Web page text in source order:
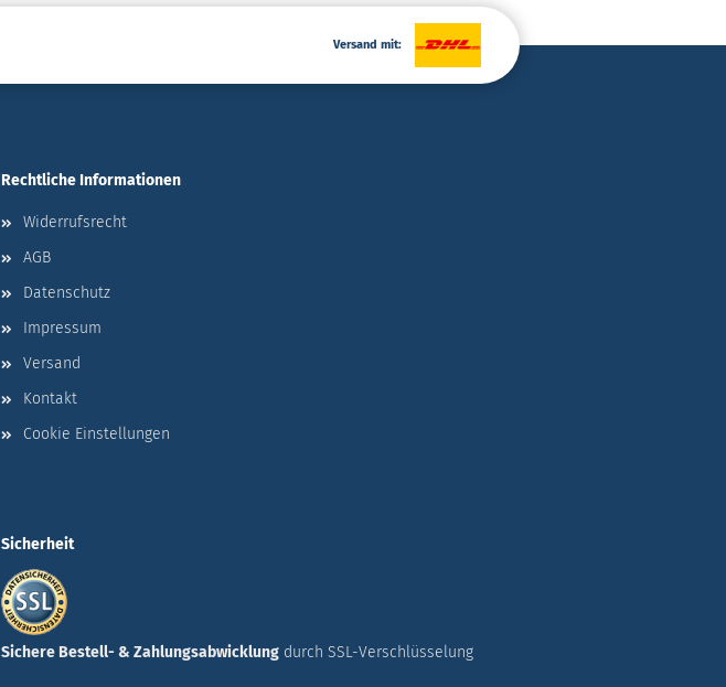
Versand mit:
Rechtliche Informationen
Widerrufsrecht
AGB
Datenschutz
Impressum
Versand
Kontakt
Cookie Einstellungen
Sicherheit
Sichere Bestell- & Zahlungsabwicklung durch SSL-Verschlüsselung